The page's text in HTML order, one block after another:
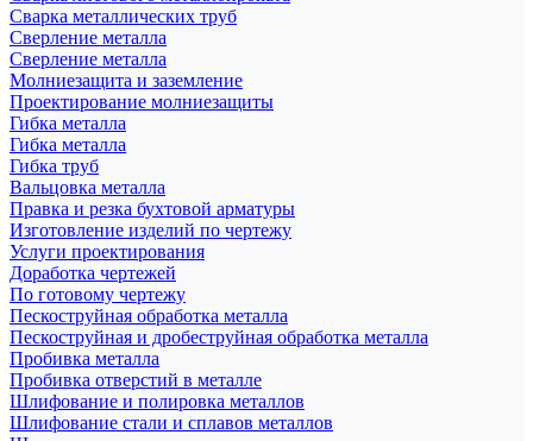
Сварка металлических труб
Сверление металла
Сверление металла
Молниезащита и заземление
Проектирование молниезащиты
Гибка металла
Гибка металла
Гибка труб
Вальцовка металла
Правка и резка бухтовой арматуры
Изготовление изделий по чертежу
Услуги проектирования
Доработка чертежей
По готовому чертежу
Пескоструйная обработка металла
Пескоструйная и дробеструйная обработка металла
Пробивка металла
Пробивка отверстий в металле
Шлифование и полировка металлов
Шлифование стали и сплавов металлов